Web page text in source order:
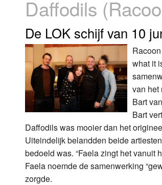
Luister LOK Live
LOK schijf
Oude LOK programma's
Daffodils
De LOK schijf van 10
what it
van het
Bart
Bart
Daffodils was mooier dan het
Uiteindelijk belandden beide
bedoeld was. “Faela zingt het vanuit
Faela noemde de samenwerking
zorgde.